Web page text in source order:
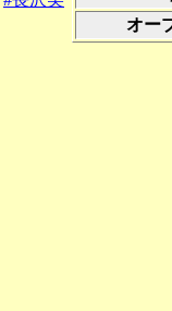
オー